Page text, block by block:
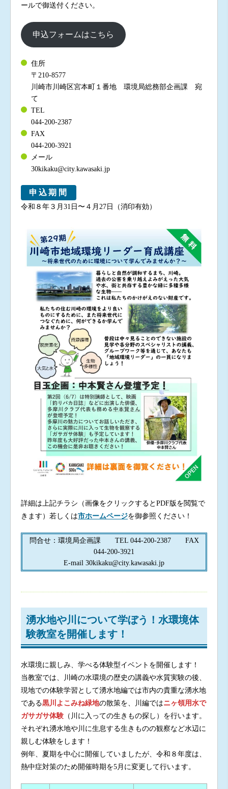
ールで御送付ください。
申込フォームはこちら
住所
〒210-8577
川崎市川崎区宮本町１番地 環境局総務部企画課 宛
て
TEL
044-200-2387
FAX
044-200-3921
メール
30kikaku@city.kawasaki.jp
申込期間
令和８年３月31日〜４月27日（消印有効）
詳細は上記チラシ（画像をクリックするとPDF版を閲覧で
きます）若しくは市ホームページを御参照ください！
問合せ：環境局企画課 TEL 044-200-2387 FAX
044-200-3921
E-mail 30kikaku@city.kawasaki.jp
湧水地や川について学ぼう！水環境体
験教室を開催します！
水環境に親しみ、学べる体験型イベントを開催します！
当教室では、川崎の水環境の歴史の講義や水質実験の後、
現地での体験学習として湧水地編では市内の貴重な湧水地
である黒川よこみね緑地の散策を、川編ではニヶ領用水で
ガサガサ体験 （川に入っての生きもの探し）を行います。
それぞれ湧水地や川に生息する生きものの観察など水辺に
親しむ体験をします！
例年、夏期を中心に開催していましたが、令和８年度は、
熱中症対策のため開催時期を5月に変更して行います。